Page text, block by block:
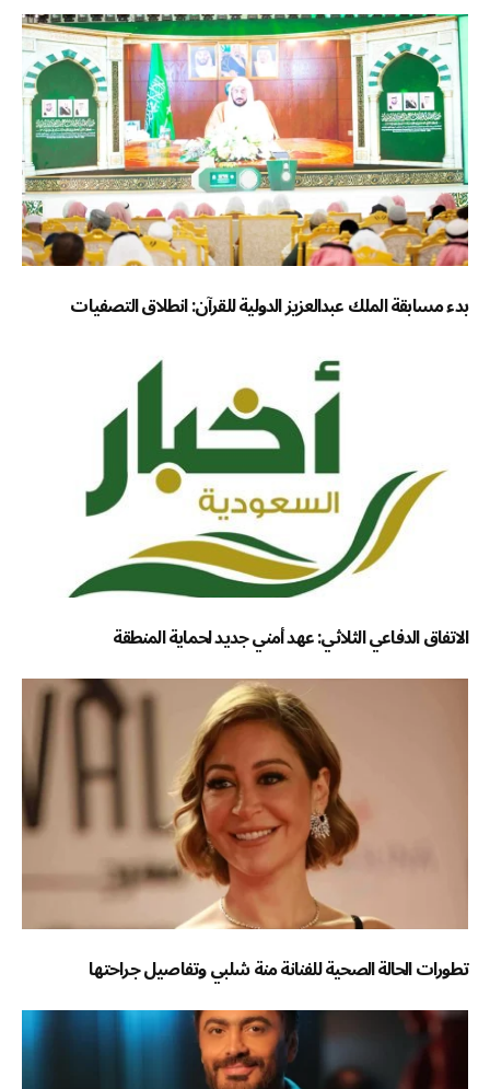
بدء مسابقة الملك عبدالعزيز الدولية للقرآن: انطلاق التصفيات
الاتفاق الدفاعي الثلاثي: عهد أمني جديد لحماية المنطقة
تطورات الحالة الصحية للفنانة منة شلبي وتفاصيل جراحتها